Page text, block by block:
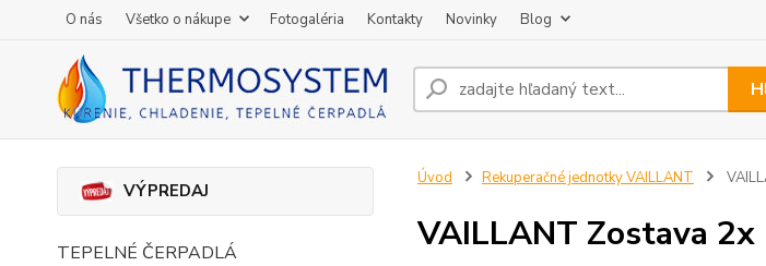
O nás Všetko o nákupe Fotogaléria Kontakty Novinky Blog
VÝPREDAJ
TEPELNÉ ČERPADLÁ
Úvod Rekuperačné jednotky VAILLANT
VAILLANT Zostava